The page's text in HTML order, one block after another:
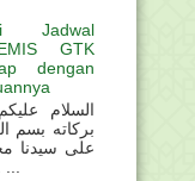
Jadwal
GTK
dengan
السلام
بركاته بسم
على سيدنا